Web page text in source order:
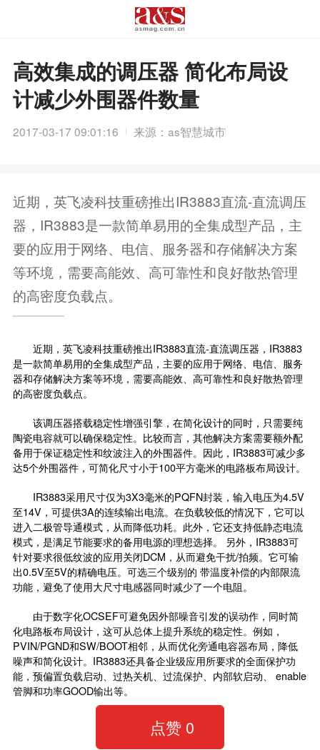
高效集成的调压器 简化布局设
计减少外围器件数量
2017-03-17 09:01:16 来源：as智慧城市
近期，英飞凌科技重磅推出IR3883直流-直流调压
器，IR3883是一款简单易用的全集成型产品，主
要的应用于网络、电信、服务器和存储解决方案
等环境，需要高能效、高可靠性和良好散热管理
的高密度负载点。
近期，英飞凌科技重磅推出IR3883直流-直流调压器，IR3883
是一款简单易用的全集成型产品，主要的应用于网络、电信、服务
器和存储解决方案等环境，需要高能效、高可靠性和良好散热管理
的高密度负载点。
该调压器搭载稳定性增强引擎，在简化设计的同时，只需要纯
陶瓷电容就可以确保稳定性。比较而言，其他解决方案需要额外配
备用于保证稳定性和纹波注入的外围器件。因此，IR3883可减少多
达5个外围器件，可简化尺寸小于100平方毫米的电路板布局设计。
IR3883采用尺寸仅为3X3毫米的PQFN封装，输入电压为4.5V
至14V，可提供3A的连续输出电流。在负载较低的情况下，它可以
进入二极管导通模式，从而降低功耗。此外，它还支持低静态电流
模式，是满足节能要求的备用电源的理想选择。 另外，IR3883可
针对要求很低纹波的应用关闭DCM，从而避免干扰/拍频。它可输
出0.5V至5V的精确电压。可选三个级别的 带温度补偿的内部限流
功能，避免了使用大尺寸电感器同时减少了一个电阻。
由于数字化OCSEF可避免因外部噪音引发的误动作，同时简
化电路板布局设计，这可从总体上提升系统的稳定性。例如，
PVIN/PGND和SW/BOOT相邻，从而优化旁通电容器布局，降低
噪声和简化设计。IR3883还具备企业级应用所要求的全面保护功
能，预偏置负载启动、过热关机、过流保护、内部软启动、 enable
管脚和功率GOOD输出等。
点赞 0